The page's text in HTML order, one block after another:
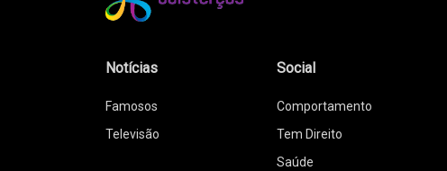
Notícias
Famosos
Televisão
Social
Comportamento
Tem Direito
Saúde